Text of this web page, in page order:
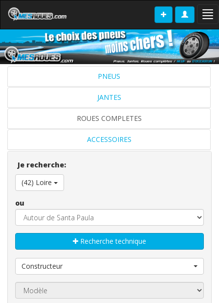
PNEUS
JANTES
ROUES COMPLETES
ACCESSOIRES
Je recherche:
(42) Loire
ou
Recherche technique
Constructeur